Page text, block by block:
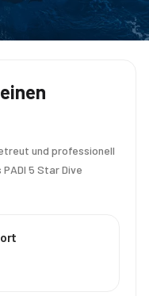
und professionell
5 Star Dive